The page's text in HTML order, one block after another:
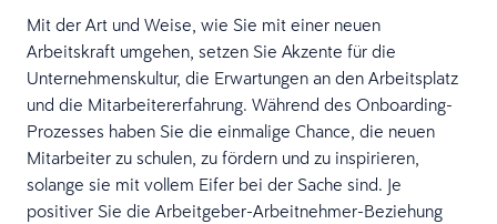
Mit der Art und Weise, wie Sie mit einer neuen
Arbeitskraft umgehen, setzen Sie Akzente für die
Unternehmenskultur, die Erwartungen an den Arbeitsplatz
und die Mitarbeitererfahrung. Während des Onboarding-
Prozesses haben Sie die einmalige Chance, die neuen
Mitarbeiter zu schulen, zu fördern und zu inspirieren,
solange sie mit vollem Eifer bei der Sache sind. Je
positiver Sie die Arbeitgeber-Arbeitnehmer-Beziehung